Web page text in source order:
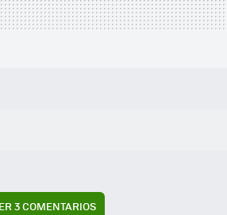
3 COMENTARIOS